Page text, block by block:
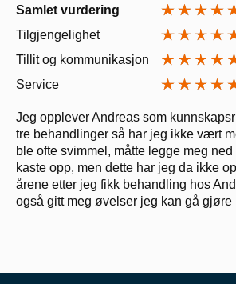
Samlet vurdering
Tilgjengelighet
Tillit og kommunikasjon
Service
Jeg opplever Andreas som
tre behandlinger så har jeg ikke vært
ble ofte svimmel, måtte legge meg
kaste opp, men dette har jeg da ikke
årene etter jeg fikk behandling hos
også gitt meg øvelser jeg kan gå gjøre